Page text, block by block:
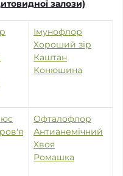
залози)
Імунофлор
Хороший зір
Каштан
Конюшина
Офталофлор
Антианемічний
Хвоя
Ромашка